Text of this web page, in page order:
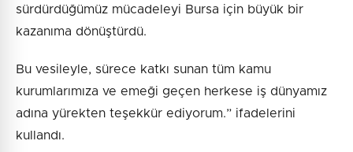
sürdürdüğümüz mücadeleyi Bursa için büyük bir
kazanıma dönüştürdü.
Bu vesileyle, sürece katkı sunan tüm kamu
kurumlarımıza ve emeği geçen herkese iş dünyamız
adına yürekten teşekkür ediyorum.” ifadelerini
kullandı.